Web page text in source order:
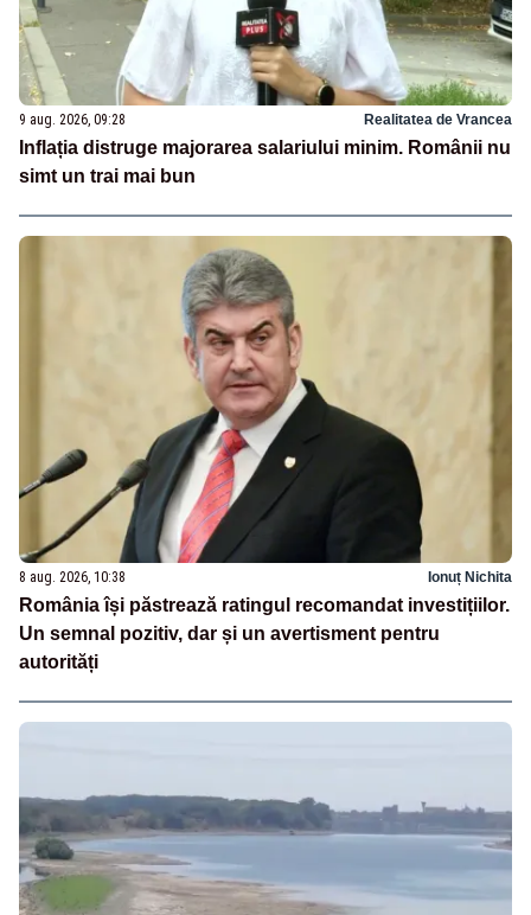
9 aug. 2026, 09:28 Realitatea de Vrancea
Inflația distruge majorarea salariului minim. Românii nu
simt un trai mai bun
8 aug. 2026, 10:38 Ionuț Nichita
România își păstrează ratingul recomandat investițiilor.
Un semnal pozitiv, dar și un avertisment pentru
autorități